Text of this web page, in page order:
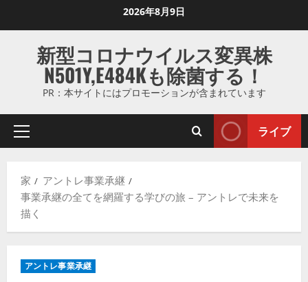
ス
ッ
2026年8月9日
新型コロナウイルス変異株
N501Y,E484Kも除菌する！
PR：本サイトにはプロモーションが含まれています
プ
マ
リ
メ
ー
ライブ
家
アントレ事業承継
事業承継の全てを網羅する学びの旅 – アントレで未来を
描く
アントレ事業承継